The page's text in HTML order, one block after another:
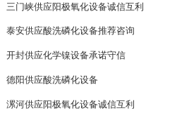
三门峡供应阳极氧化设备诚信互利
泰安供应酸洗磷化设备推荐咨询
开封供应化学镍设备承诺守信
德阳供应酸洗磷化设备
漯河供应阳极氧化设备诚信互利